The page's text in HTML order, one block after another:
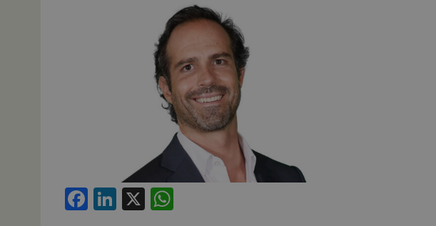
F
Li
X